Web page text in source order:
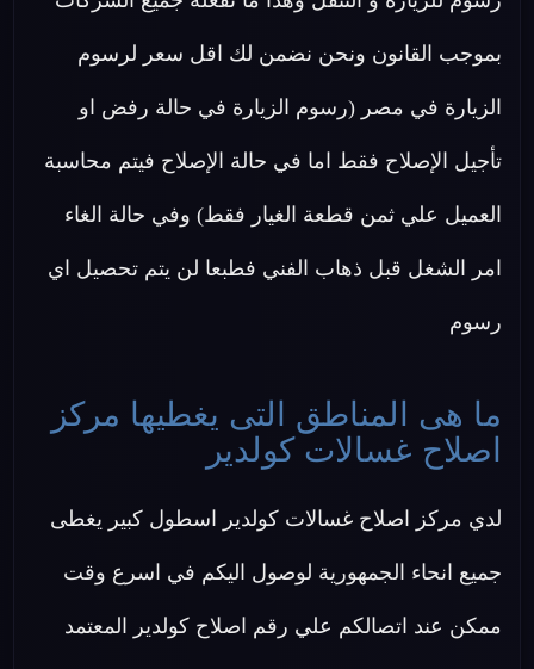
بموجب القانون ونحن نضمن لك اقل سعر لرسوم
الزيارة في مصر (رسوم الزيارة في حالة رفض او
تأجيل الإصلاح فقط اما في حالة الإصلاح فيتم محاسبة
العميل علي ثمن قطعة الغيار فقط) وفي حالة الغاء
امر الشغل قبل ذهاب الفني فطبعا لن يتم تحصيل اي
رسوم
ما هى المناطق التى يغطيها مركز
اصلاح غسالات كولدير
لدي مركز اصلاح غسالات كولدير اسطول كبير يغطى
جميع انحاء الجمهورية لوصول اليكم في اسرع وقت
ممكن عند اتصالكم علي رقم اصلاح كولدير المعتمد